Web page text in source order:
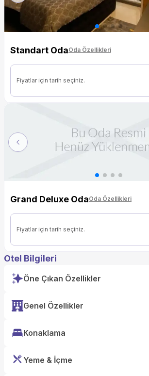
Standart OdaOda Özellikleri
Fiyatlar için tarih seçiniz.
Previous
Grand Deluxe OdaOda Özellikleri
Fiyatlar için tarih seçiniz.
Otel Bilgileri
Öne Çıkan Özellikler
Genel Özellikler
Konaklama
Yeme & İçme